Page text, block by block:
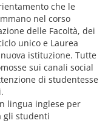
che le
nel corso
delle Facoltà, dei
unico e Laurea
istituzione. Tutte
sui canali social
di studentesse
lingua inglese per
gli studenti